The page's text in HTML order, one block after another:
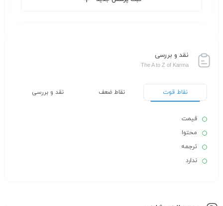
نقد و بررسی
The A to Z of Karma
نقاط قوت نقاط ضعف نقد و بررسی
قیمت
محتوا
ترجمه
ندارد